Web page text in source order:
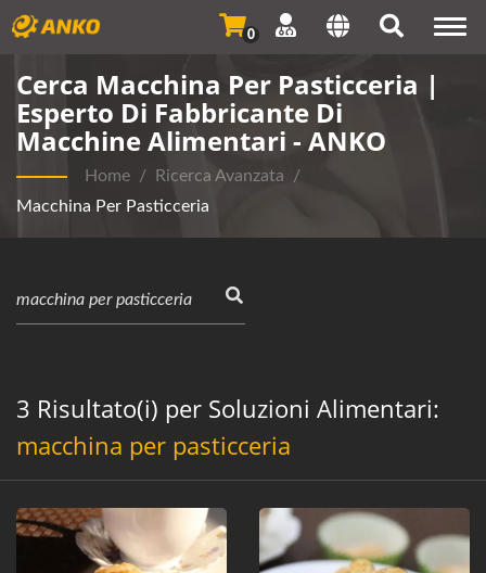
0
Cerca Macchina Per Pasticceria |
Esperto Di Fabbricante Di
Macchine Alimentari - ANKO
Home / Ricerca Avanzata
/
Macchina Per Pasticceria
3 Risultato(i) per Soluzioni Alimentari:
macchina per pasticceria